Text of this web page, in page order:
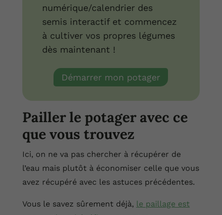
numérique/calendrier des
semis interactif et commencez
à cultiver vos propres légumes
dès maintenant !
Démarrer mon potager
Pailler le potager avec ce
que vous trouvez
Ici, on ne va pas chercher à récupérer de
l’eau mais plutôt à économiser celle que vous
avez récupéré avec les astuces précédentes.
Vous le savez sûrement déjà, le paillage est